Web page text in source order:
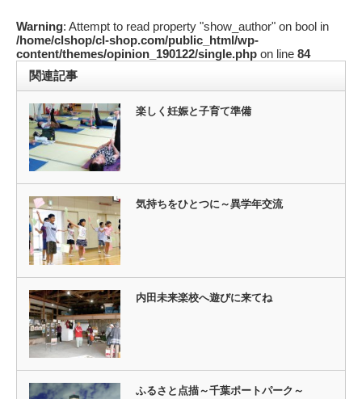
Warning: Attempt to read property "show_author" on bool in
/home/clshop/cl-shop.com/public_html/wp-
content/themes/opinion_190122/single.php on line 84
関連記事
楽しく妊娠と子育て準備
気持ちをひとつに～異学年交流
内田未来楽校へ遊びに来てね
ふるさと点描～千葉ポートパーク～